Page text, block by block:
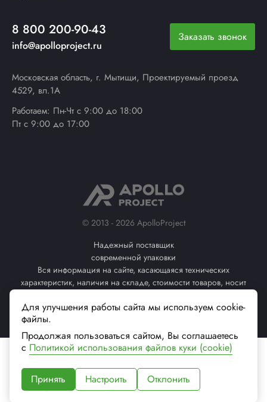
© 2013 - 2026 ApolloProject
Надежный поставщик
современной упаковки
Вся информация на сайте, касающаяся технических
характеристик, наличия на складе, стоимости товаров, носит
437 ГК РФ)
8 800 200-90-43
info@apolloproject.ru
Заказать звонок
Московская область, г. Мытищи, Проектируемый проезд
4529, вл.1А
Работаем: Пн-Чт с 9:00 до 18:00
Пт с 9:00 до 17:00
Для улучшения работы сайта мы используем cookie-
файлы.
Продолжая пользоваться сайтом, Вы соглашаетесь
с Политикой использования файлов куки (cookie)
Принять Настроить Отклонить